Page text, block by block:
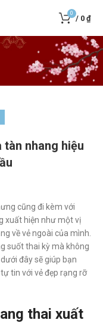
0
/ 0 ₫
tàn nhang hiệu
cũng đi kèm với
xuất hiện như một vị
về vẻ ngoài của mình.
suốt thai kỳ mà không
đây sẽ giúp bạn
tin với vẻ đẹp rạng rỡ
thai xuất